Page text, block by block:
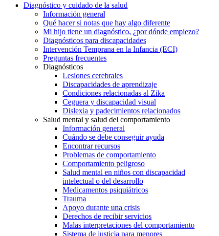
Diagnóstico y cuidado de la salud
Información general
Qué hacer si notas que hay algo diferente
Mi hijo tiene un diagnóstico, ¿por dónde empiezo?
Diagnósticos para discapacidades
Intervención Temprana en la Infancia (ECI)
Preguntas frecuentes
Diagnósticos
Lesiones cerebrales
Discapacidades de aprendizaje
Condiciones relacionadas al Zika
Ceguera y discapacidad visual
Dislexia y padecimientos relacionados
Salud mental y salud del comportamiento
Información general
Cuándo se debe conseguir ayuda
Encontrar recursos
Problemas de comportamiento
Comportamiento peligroso
Salud mental en niños con discapacidad
intelectual o del desarrollo
Medicamentos psiquiátricos
Trauma
Apoyo durante una crisis
Derechos de recibir servicios
Malas interpretaciones del comportamiento
Sistema de justicia para menores